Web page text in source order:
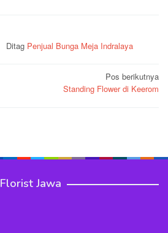
Ditag Penjual Bunga Meja Indralaya
Pos berikutnya
Standing Flower di Keerom
Florist Jawa